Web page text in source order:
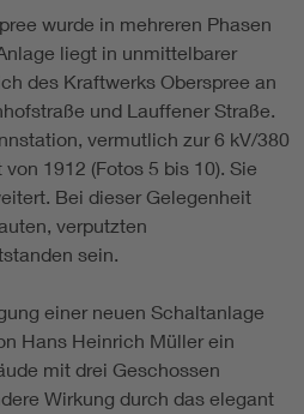
wurde in mehreren Phasen
liegt in unmittelbarer
des Kraftwerks Oberspree an
und Lauffener Straße.
vermutlich zur 6 kV/380
1912 (Fotos 5 bis 10). Sie
Bei dieser Gelegenheit
verputzten
sein.
einer neuen Schaltanlage
Hans Heinrich Müller ein
mit drei Geschossen
Wirkung durch das elegant